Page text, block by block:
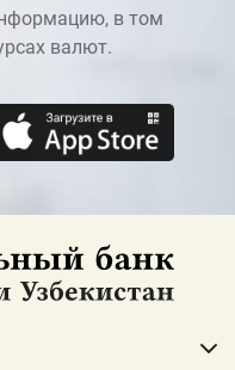
в том
валют.